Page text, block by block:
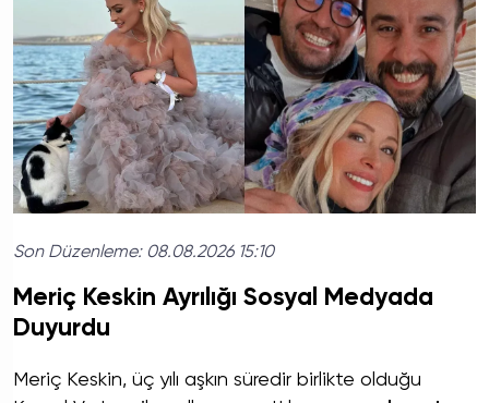
Son Düzenleme: 08.08.2026 15:10
Meriç Keskin Ayrılığı Sosyal Medyada
Duyurdu
Meriç Keskin, üç yılı aşkın süredir birlikte olduğu